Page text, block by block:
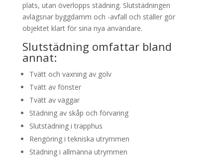
plats, utan överlopps städning. Slutstädningen
avlägsnar byggdamm och -avfall och ställer gör
objektet klart för sina nya användare.
Slutstädning omfattar bland
annat:
Tvätt och vaxning av golv
Tvätt av fönster
Tvätt av väggar
Städning av skåp och förvaring
Slutstädning i trapphus
Rengöring i tekniska utrymmen
Städning i allmänna utrymmen